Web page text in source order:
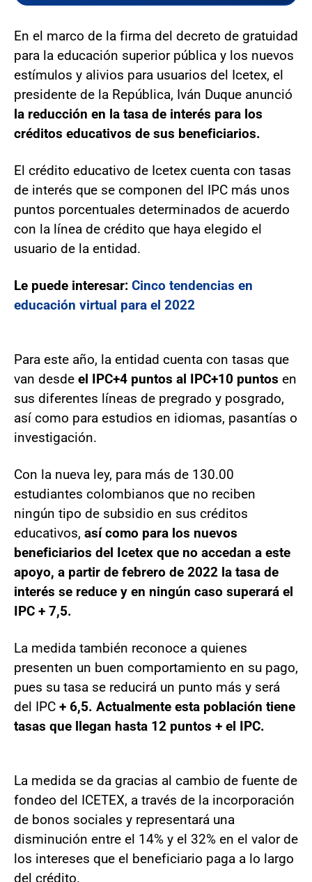
En el marco de la firma del decreto de gratuidad
para la educación superior pública y los nuevos
estímulos y alivios para usuarios del Icetex, el
presidente de la República, Iván Duque anunció
la reducción en la tasa de interés para los
créditos educativos de sus beneficiarios.
El crédito educativo de Icetex cuenta con tasas
de interés que se componen del IPC más unos
puntos porcentuales determinados de acuerdo
con la línea de crédito que haya elegido el
usuario de la entidad.
Le puede interesar: Cinco tendencias en
educación virtual para el 2022
Para este año, la entidad cuenta con tasas que
van desde el IPC+4 puntos al IPC+10 puntos en
sus diferentes líneas de pregrado y posgrado,
así como para estudios en idiomas, pasantías o
investigación.
Con la nueva ley, para más de 130.00
estudiantes colombianos que no reciben
ningún tipo de subsidio en sus créditos
educativos, así como para los nuevos
beneficiarios del Icetex que no accedan a este
apoyo, a partir de febrero de 2022 la tasa de
interés se reduce y en ningún caso superará el
IPC + 7,5.
La medida también reconoce a quienes
presenten un buen comportamiento en su pago,
pues su tasa se reducirá un punto más y será
del IPC + 6,5. Actualmente esta población tiene
tasas que llegan hasta 12 puntos + el IPC.
La medida se da gracias al cambio de fuente de
fondeo del ICETEX, a través de la incorporación
de bonos sociales y representará una
disminución entre el 14% y el 32% en el valor de
los intereses que el beneficiario paga a lo largo
del crédito.